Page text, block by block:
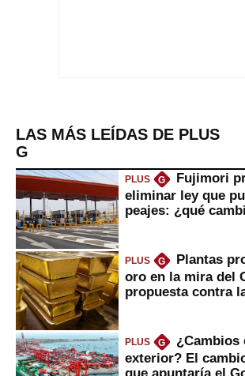
LAS MÁS LEÍDAS DE PLUS
G
PLUS G
Fujimori
eliminar ley que
peajes: ¿qué
PLUS G
Plantas
oro en la mira del
propuesta contra
PLUS G
¿Cambios
exterior? El
que apuntaría el